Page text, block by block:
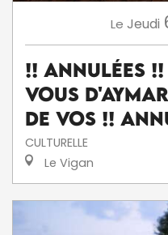
Le Jeudi
!! ANNULÉES
Vous
De Vos !!
CULTURELLE
Le Vigan